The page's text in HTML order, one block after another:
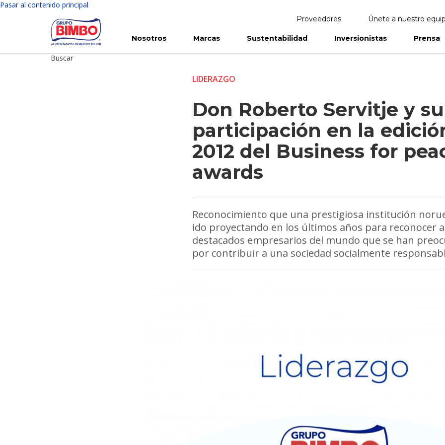
Pasar al contenido principal
Proveedores Únete a nuestro
Nosotros Marcas Sustentabilidad Inversionistas Prensa
Buscar
LIDERAZGO
Don Roberto Servitje y su
participación en la
2012 del Business for
awards
Reconocimiento que una prestigiosa institución
ido proyectando en los últimos años para reconocer a
destacados empresarios del mundo que se han
por contribuir a una sociedad socialmente